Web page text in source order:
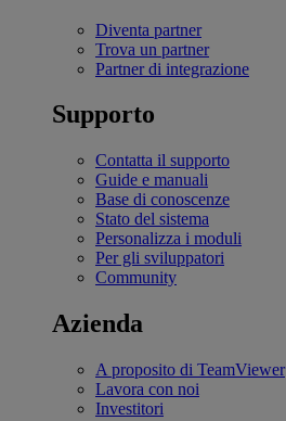
Diventa partner
Trova un partner
Partner di integrazione
Supporto
Contatta il supporto
Guide e manuali
Base di conoscenze
Stato del sistema
Personalizza i moduli
Per gli sviluppatori
Community
Azienda
A proposito di TeamViewer
Lavora con noi
Investitori